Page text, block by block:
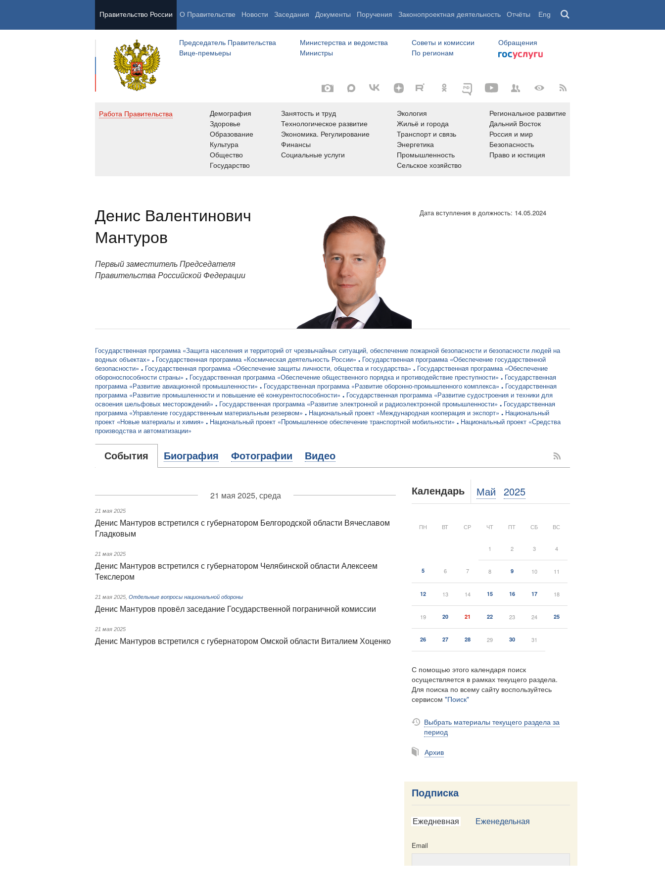
Правительство России О Правительстве Новости Заседания Документы Поручения Законопроектная деятельность Отчёты Eng
Председатель Правительства
Вице-премьеры
Министерства и ведомства
Министры
Советы и комиссии
По регионам
Обращения
Работа Правительства
Демография
Здоровье
Образование
Культура
Общество
Государство
Занятость и труд
Технологическое развитие
Экономика. Регулирование
Финансы
Социальные услуги
Экология
Жильё и города
Транспорт и связь
Энергетика
Промышленность
Сельское хозяйство
Региональное развитие
Дальний Восток
Россия и мир
Безопасность
Право и юстиция
Денис Валентинович
Мантуров
Первый заместитель Председателя
Правительства Российской Федерации
Дата вступления в должность: 14.05.2024
Государственная программа «Защита населения и территорий от чрезвычайных ситуаций, обеспечение пожарной безопасности и безопасности людей на
водных объектах»
Государственная программа «Космическая деятельность России»
Государственная программа «Обеспечение государственной
безопасности»
Государственная программа «Обеспечение защиты личности, общества и государства»
Государственная программа «Обеспечение
обороноспособности страны»
Государственная программа «Обеспечение общественного порядка и противодействие преступности»
Государственная
программа «Развитие авиационной промышленности»
Государственная программа «Развитие оборонно-промышленного комплекса»
Государственная
программа «Развитие промышленности и повышение её конкурентоспособности»
Государственная программа «Развитие судостроения и техники для
освоения шельфовых месторождений»
Государственная программа «Развитие электронной и радиоэлектронной промышленности»
Государственная
программа «Управление государственным материальным резервом»
Национальный проект «Международная кооперация и экспорт»
Национальный
проект «Новые материалы и химия»
Национальный проект «Промышленное обеспечение транспортной мобильности»
Национальный проект «Средства
производства и автоматизации»
События Биография Фотографии Видео
21 мая 2025, среда
21 мая 2025
Денис Мантуров встретился с губернатором Белгородской области Вячеславом
Гладковым
21 мая 2025
Денис Мантуров встретился с губернатором Челябинской области Алексеем
Текслером
21 мая 2025 Отдельные вопросы национальной обороны
Денис Мантуров провёл заседание Государственной пограничной комиссии
21 мая 2025
Денис Мантуров встретился с губернатором Омской области Виталием Хоценко
Календарь Май 2025
ПН ВТ СР ЧТ ПТ СБ ВС
1 2 3 4
5 6 7 8 9 10 11
12 13 14 15 16 17 18
19 20 21 22 23 24 25
26 27 28 29 30 31
С помощью этого календаря поиск
осуществляется в рамках текущего раздела.
Для поиска по всему сайту воспользуйтесь
сервисом "Поиск"
Выбрать материалы текущего раздела за
период
Архив
Подписка
Ежедневная Еженедельная
Email